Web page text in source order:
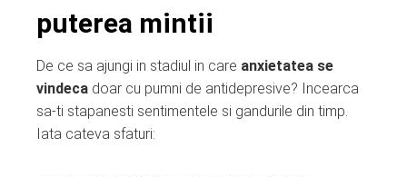
puterea mintii
De ce sa ajungi in stadiul in care anxietatea se
vindeca doar cu pumni de antidepresive? Incearca
sa-ti stapanesti sentimentele si gandurile din timp.
Iata cateva sfaturi: